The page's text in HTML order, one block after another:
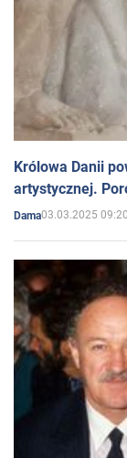
Królowa Danii
artystycznej.
Dama03.03.2025 09:20